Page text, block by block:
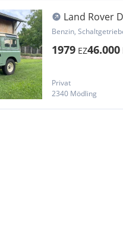
Land Rover
Benzin,
1979 EZ46.000
Privat
2340 Mödling